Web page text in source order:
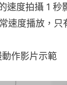
度拍攝 1 秒
速度播放，只
作影片示範